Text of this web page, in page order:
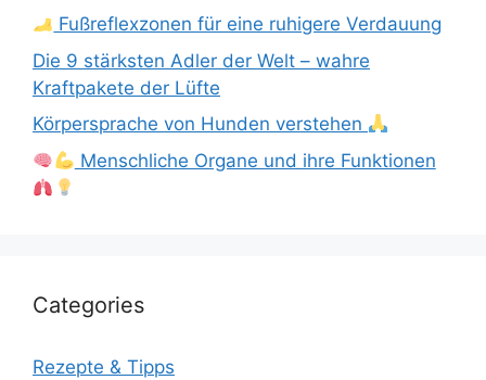
Fußreflexzonen für eine ruhigere Verdauung
Die 9 stärksten Adler der Welt – wahre
Kraftpakete der Lüfte
Körpersprache von Hunden verstehen
Menschliche Organe und ihre Funktionen
Categories
Rezepte & Tipps